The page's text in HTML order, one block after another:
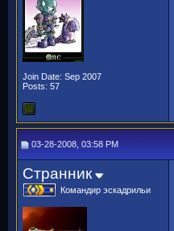
Join Date: Sep 2007
Posts: 57
03-28-2008, 03:58 PM
Странник
Командир эскадрильи